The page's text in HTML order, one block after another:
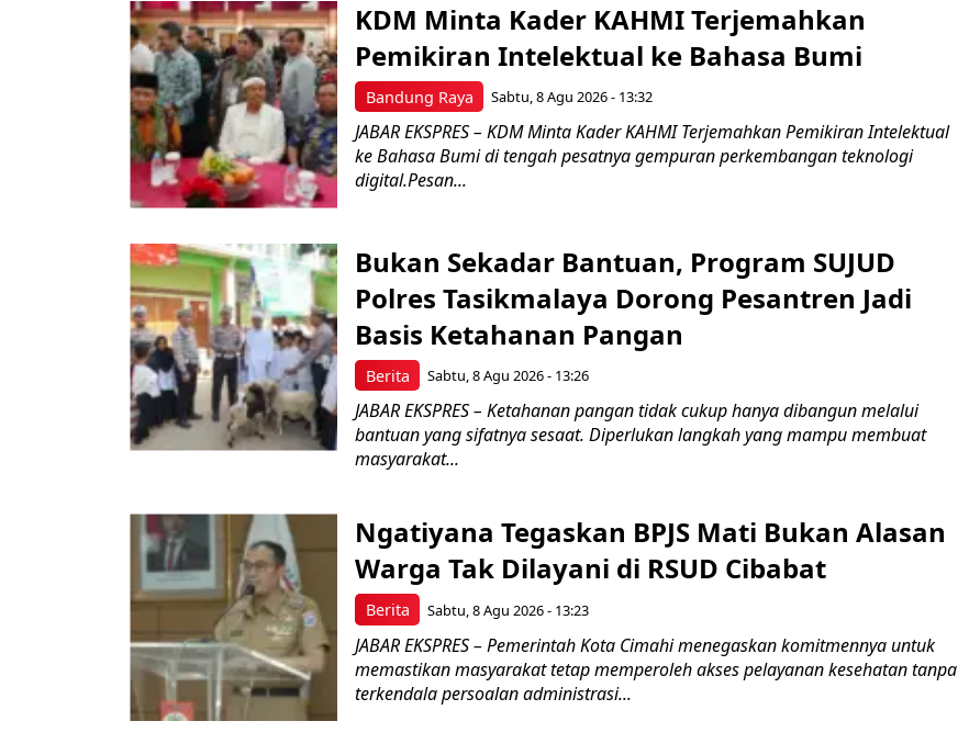
Bandung Raya
KDM Minta Kader KAHMI Terjemahkan
Pemikiran Intelektual ke Bahasa Bumi
Sabtu, 8 Agu 2026 - 13:32
JABAR EKSPRES – KDM Minta Kader KAHMI Terjemahkan Pemikiran Intelektual
ke Bahasa Bumi di tengah pesatnya gempuran perkembangan teknologi
digital.Pesan...
Berita
Bukan Sekadar Bantuan, Program SUJUD
Polres Tasikmalaya Dorong Pesantren Jadi
Basis Ketahanan Pangan
Sabtu, 8 Agu 2026 - 13:26
JABAR EKSPRES – Ketahanan pangan tidak cukup hanya dibangun melalui
bantuan yang sifatnya sesaat. Diperlukan langkah yang mampu membuat
masyarakat...
Berita
Ngatiyana Tegaskan BPJS Mati Bukan Alasan
Warga Tak Dilayani di RSUD Cibabat
Sabtu, 8 Agu 2026 - 13:23
JABAR EKSPRES – Pemerintah Kota Cimahi menegaskan komitmennya untuk
memastikan masyarakat tetap memperoleh akses pelayanan kesehatan tanpa
terkendala persoalan administrasi...